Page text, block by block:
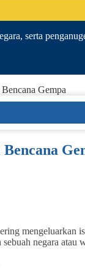
serta
Gempa
mengeluarkan
negara